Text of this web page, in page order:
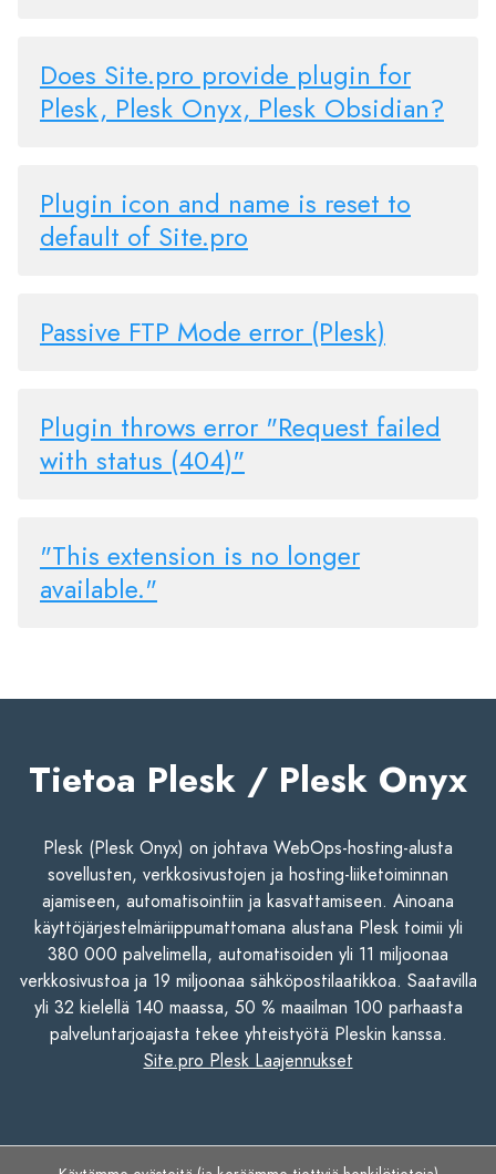
Does Site.pro provide plugin for
Plesk, Plesk Onyx, Plesk Obsidian?
Plugin icon and name is reset to
default of Site.pro
Passive FTP Mode error (Plesk)
Plugin throws error "Request failed
with status (404)"
"This extension is no longer
available."
Tietoa Plesk / Plesk Onyx
Plesk (Plesk Onyx) on johtava WebOps-hosting-alusta
sovellusten, verkkosivustojen ja hosting-liiketoiminnan
ajamiseen, automatisointiin ja kasvattamiseen. Ainoana
käyttöjärjestelmäriippumattomana alustana Plesk toimii yli
380 000 palvelimella, automatisoiden yli 11 miljoonaa
verkkosivustoa ja 19 miljoonaa sähköpostilaatikkoa. Saatavilla
yli 32 kielellä 140 maassa, 50 % maailman 100 parhaasta
palveluntarjoajasta tekee yhteistyötä Pleskin kanssa.
Site.pro Plesk Laajennukset